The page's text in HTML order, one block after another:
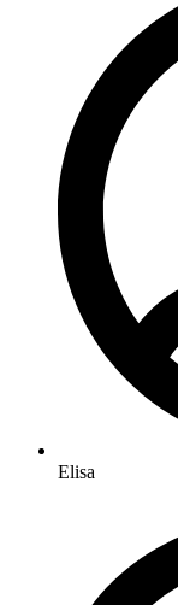
Elisa